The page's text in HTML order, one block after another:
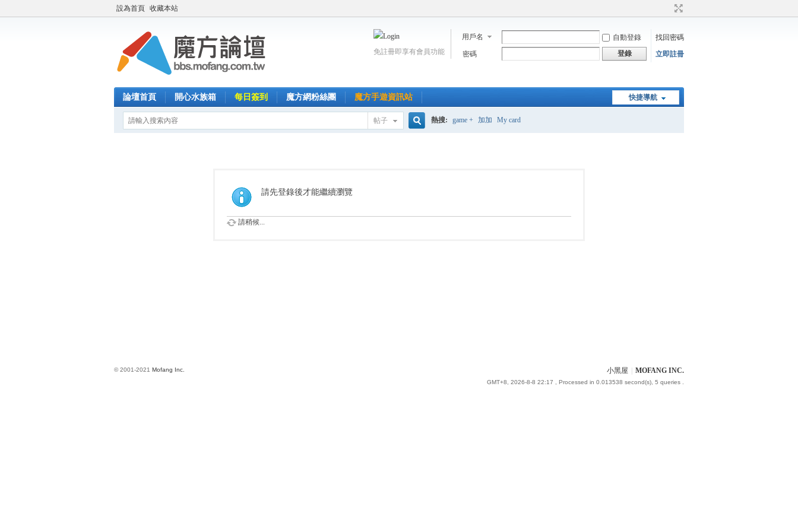
設為首頁 收藏本站
用戶名 自動登錄
找回密碼
密碼
登錄 立即註冊
免註冊即享有會員功能
快捷導航
論壇首頁 開心水族箱 每日簽到 魔方網粉絲團 魔方手遊資訊站
帖子 熱搜: game + 加加 My card
請先登錄後才能繼續瀏覽
請稍候...
小黑屋 MOFANG INC.
GMT+8, 2026-8-8 22:17 , Processed in 0.013538 second(s), 5 queries .
© 2001-2021 Mofang Inc.